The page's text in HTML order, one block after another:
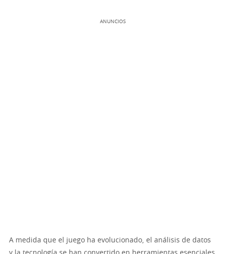
ANUNCIOS
A medida que el juego ha evolucionado, el análisis de datos